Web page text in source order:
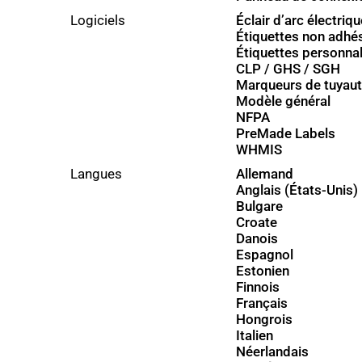
Logiciels
Éclair d’arc
Étiquettes non
Étiquettes
CLP / GHS / SGH
Marqueurs de
Modèle général
NFPA
PreMade Labels
WHMIS
Langues
Allemand
Anglais (États-Unis)
Bulgare
Croate
Danois
Espagnol
Estonien
Finnois
Français
Hongrois
Italien
Néerlandais